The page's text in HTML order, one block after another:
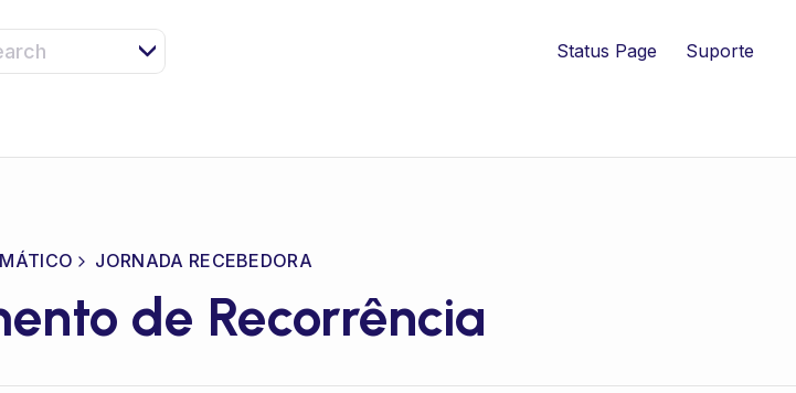
Status Page Suporte
JORNADA RECEBEDORA
de Recorrência